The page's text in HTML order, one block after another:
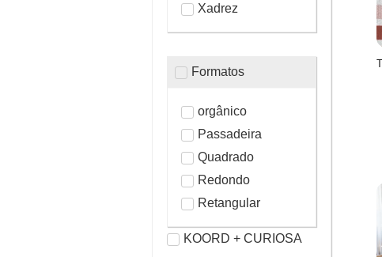
Xadrez
Formatos
orgânico
Passadeira
Quadrado
Redondo
Retangular
KOORD + CURIOSA